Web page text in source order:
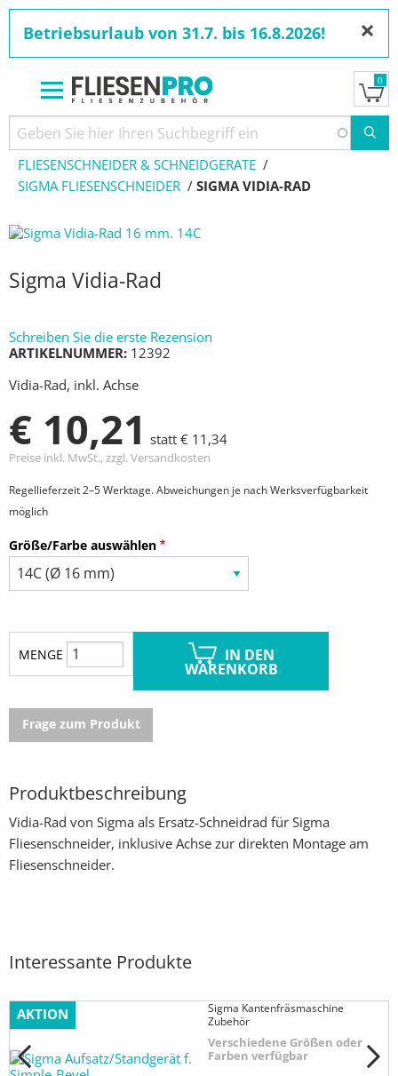
zum
Inhalt
Betriebsurlaub von 31.7. bis 16.8.2026! ×
0
Pfadnavigation
STARTSEITE
PRODUKTE
FLIESENSCHNEIDER & SCHNEIDGERÄTE
SIGMA FLIESENSCHNEIDER
AKTUELL:
SIGMA VIDIA-RAD
Sigma Vidia-Rad
Schreiben Sie die erste Rezension
ARTIKELNUMMER 12392
Vidia-Rad, inkl. Achse
€ 10,21 statt € 11,34
Preise inkl. MwSt., zzgl. Versandkosten
Regellieferzeit 2–5 Werktage. Abweichungen je nach Werksverfügbarkeit
möglich
Größe/Farbe auswählen
MENGE IN DEN
WARENKORB
Frage zum Produkt
Produktbeschreibung
Vidia-Rad von Sigma als Ersatz-Schneidrad für Sigma
Fliesenschneider, inklusive Achse zur direkten Montage am
Fliesenschneider.
Interessante Produkte
AKTION
Sigma Kantenfräsmaschine
Zubehör
Verschiedene Größen oder
Farben verfügbar